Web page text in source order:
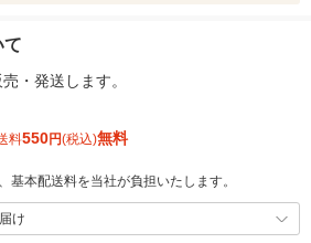
て
・発送します。
料550円(税込)無料
基本配送料を当社が負担いたします。
け